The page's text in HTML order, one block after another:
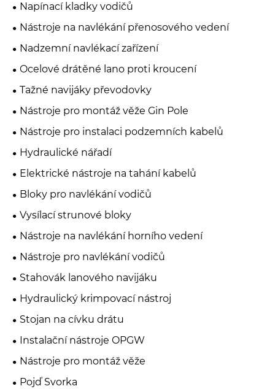
Napínací kladky vodičů
Nástroje na navlékání přenosového vedení
Nadzemní navlékací zařízení
Ocelové drátěné lano proti kroucení
Tažné navijáky převodovky
Nástroje pro montáž věže Gin Pole
Nástroje pro instalaci podzemních kabelů
Hydraulické nářadí
Elektrické nástroje na tahání kabelů
Bloky pro navlékání vodičů
Vysílací strunové bloky
Nástroje na navlékání horního vedení
Nástroje pro navlékání vodičů
Stahovák lanového navijáku
Hydraulický krimpovací nástroj
Stojan na cívku drátu
Instalační nástroje OPGW
Nástroje pro montáž věže
Pojď Svorka